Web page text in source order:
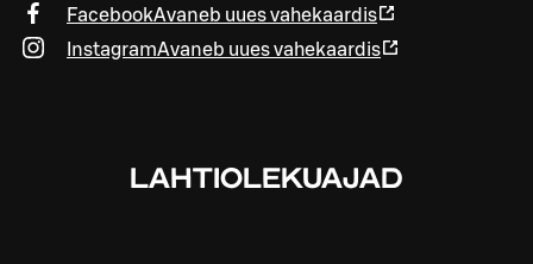
FacebookAvaneb uues vahekaardis
InstagramAvaneb uues vahekaardis
LAHTIOLEKUAJAD